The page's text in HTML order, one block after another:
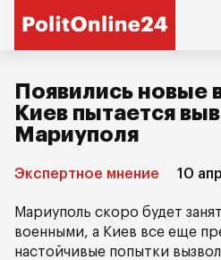
Появились новые
Киев пытается
Мариуполя
Экспертное мнение 10
Мариуполь скоро будет
военными, а Киев все еще
настойчивые попытки